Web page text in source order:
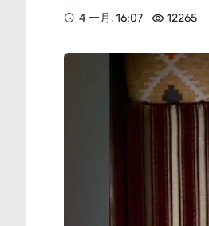
4 一月, 16:07 12265